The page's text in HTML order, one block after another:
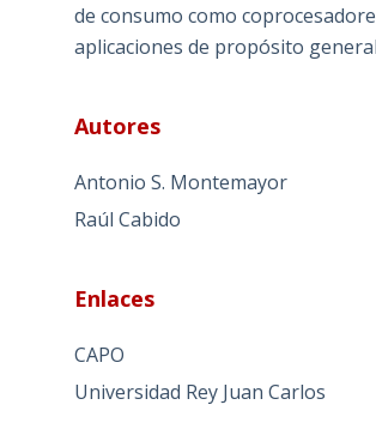
de consumo como
aplicaciones de propósito
Autores
Antonio S. Montemayor
Raúl Cabido
Enlaces
CAPO
Universidad Rey Juan Carlos